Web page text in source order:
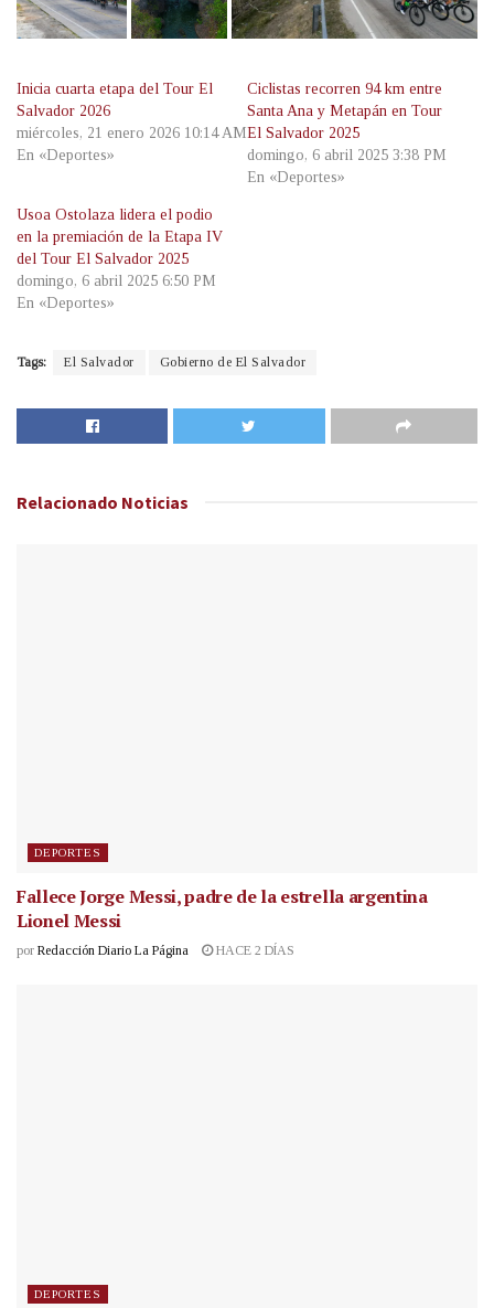
Inicia cuarta etapa del Tour El
Salvador 2026
miércoles, 21 enero 2026 10:14 AM
En «Deportes»
Ciclistas recorren 94 km entre
Santa Ana y Metapán en Tour
El Salvador 2025
domingo, 6 abril 2025 3:38 PM
En «Deportes»
Usoa Ostolaza lidera el podio
en la premiación de la Etapa IV
del Tour El Salvador 2025
domingo, 6 abril 2025 6:50 PM
En «Deportes»
Tags: El Salvador Gobierno de El Salvador
Relacionado Noticias
DEPORTES
Fallece Jorge Messi, padre de la estrella argentina
Lionel Messi
por Redacción Diario La Página HACE 2 DÍAS
DEPORTES